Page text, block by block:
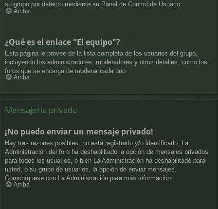
su grupo por defecto mediante su Panel de Control de Usuario.
Arriba
¿Qué es el enlace "El equipo"?
Esta página le provee de la lista completa de los usuarios del grupo,
incluyendo los administradores, moderadores y otros detalles, como los
foros que se encarga de moderar cada uno.
Arriba
Mensajería privada
¡No puedo enviar un mensaje privado!
Hay tres razones posibles; no está registrado y/o identificado, La
Administración del foro ha deshabilitado la opción de mensajes privados
para todos los usuarios, o bien La Administración ha deshabilitado para
usted, o su grupo de usuarios, la opción de enviar mensajes.
Comuníquese con La Administración para más información.
Arriba